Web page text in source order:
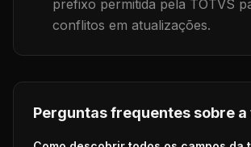
prefixo permitida pela TOTVS
conflitos em atualizações.
Perguntas frequentes sobre a